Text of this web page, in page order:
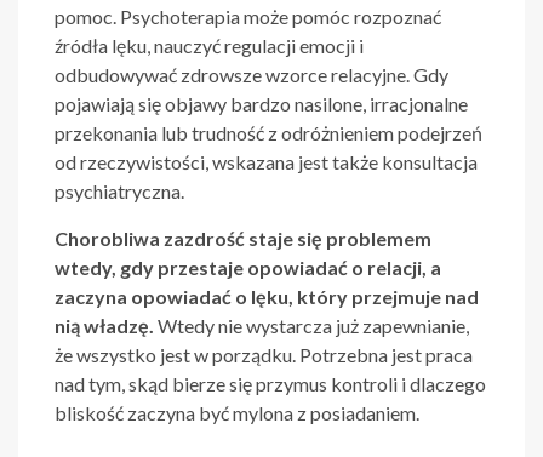
pomoc. Psychoterapia może pomóc rozpoznać
źródła lęku, nauczyć regulacji emocji i
odbudowywać zdrowsze wzorce relacyjne. Gdy
pojawiają się objawy bardzo nasilone, irracjonalne
przekonania lub trudność z odróżnieniem podejrzeń
od rzeczywistości, wskazana jest także konsultacja
psychiatryczna.
Chorobliwa zazdrość staje się problemem
wtedy, gdy przestaje opowiadać o relacji, a
zaczyna opowiadać o lęku, który przejmuje nad
nią władzę. Wtedy nie wystarcza już zapewnianie,
że wszystko jest w porządku. Potrzebna jest praca
nad tym, skąd bierze się przymus kontroli i dlaczego
bliskość zaczyna być mylona z posiadaniem.